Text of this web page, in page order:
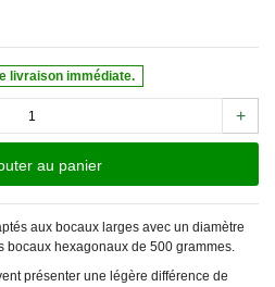
livraison immédiate.
+
au panier
aux bocaux larges avec un diamètre
bocaux hexagonaux de 500 grammes.
présenter une légère différence de